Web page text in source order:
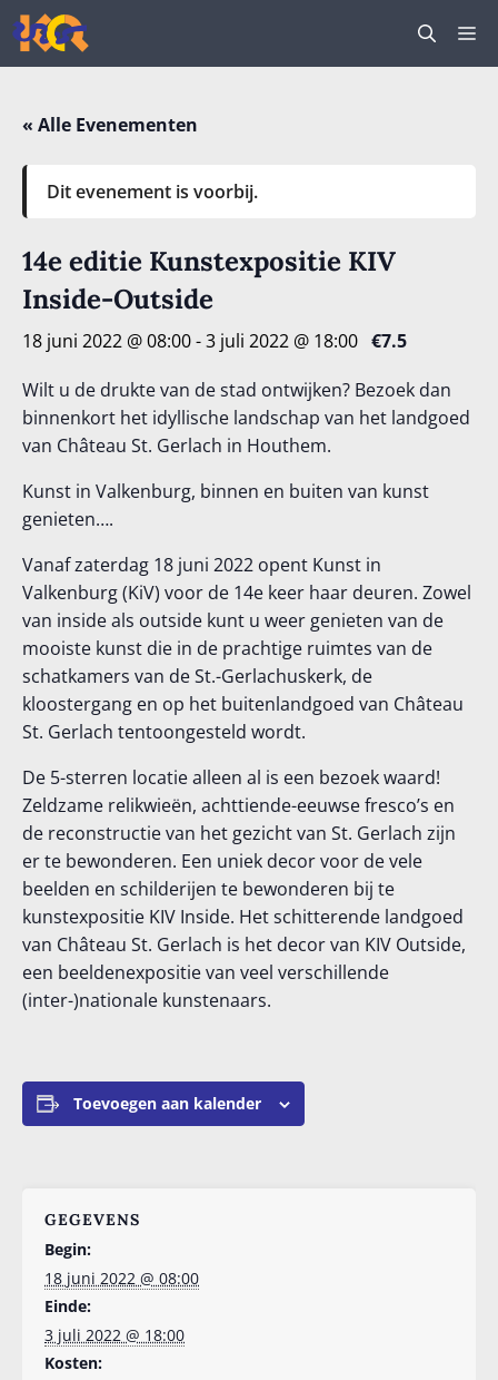
Ga
naar
de
« Alle Evenementen
Dit evenement is voorbij.
14e editie Kunstexpositie KIV
Inside-Outside
18 juni 2022 @ 08:00-3 juli 2022 @ 18:00 €7.5
Wilt u de drukte van de stad ontwijken? Bezoek dan
binnenkort het idyllische landschap van het landgoed
van Château St. Gerlach in Houthem.
Kunst in Valkenburg, binnen en buiten van kunst
genieten….
Vanaf zaterdag 18 juni 2022 opent Kunst in
Valkenburg (KiV) voor de 14e keer haar deuren. Zowel
van inside als outside kunt u weer genieten van de
mooiste kunst die in de prachtige ruimtes van de
schatkamers van de St.-Gerlachuskerk, de
kloostergang en op het buitenlandgoed van Château
St. Gerlach tentoongesteld wordt.
De 5-sterren locatie alleen al is een bezoek waard!
Zeldzame relikwieën, achttiende-eeuwse fresco’s en
de reconstructie van het gezicht van St. Gerlach zijn
er te bewonderen. Een uniek decor voor de vele
beelden en schilderijen te bewonderen bij te
kunstexpositie KIV Inside. Het schitterende landgoed
van Château St. Gerlach is het decor van KIV Outside,
een beeldenexpositie van veel verschillende
(inter-)nationale kunstenaars.
Toevoegen aan kalender
GEGEVENS
Begin:
18 juni 2022 @ 08:00
Einde:
3 juli 2022 @ 18:00
Kosten: